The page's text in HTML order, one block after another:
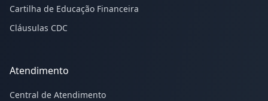
Cartilha de Educação Financeira
Cláusulas CDC
Atendimento
Central de Atendimento